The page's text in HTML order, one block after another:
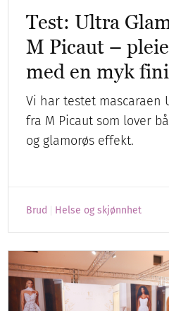
Test: Ultra
M Picaut –
med en myk
Vi har testet mascaraen
fra M Picaut som lover
og glamorøs effekt.
Brud Helse og skjønnhet